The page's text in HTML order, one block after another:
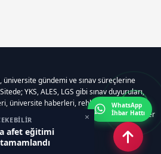
afet eğitimi
tamamlandı
×
üniversite gündemi ve sınav süreçlerine
YKS, ALES, LGS gibi sınav duyuruları,
üniversite haberleri, rehberlik içerikleri,
ile öğrenci yaşamına dair güncel bilgiler
WhatsApp
İhbar Hattı